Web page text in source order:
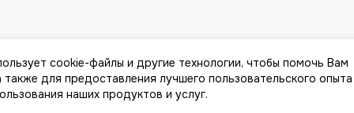
стоимости товаров и услуг, носит информационный характер и ни при
cookie-файлы и другие технологии, чтобы помочь Вам
также для предоставления лучшего пользовательского опыта
наших продуктов и услуг.